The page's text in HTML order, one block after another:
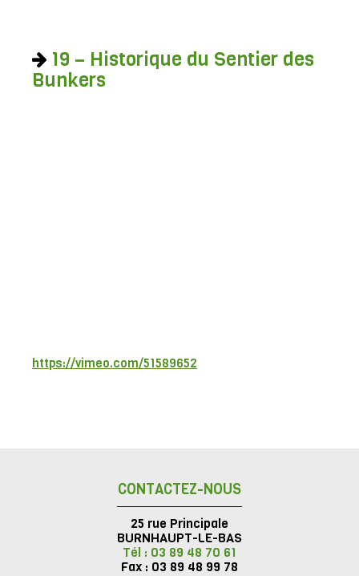
19 – Historique du Sentier des
Bunkers
https://vimeo.com/51589652
CONTACTEZ-NOUS
25 rue Principale
BURNHAUPT-LE-BAS
Tél : 03 89 48 70 61
Fax : 03 89 48 99 78